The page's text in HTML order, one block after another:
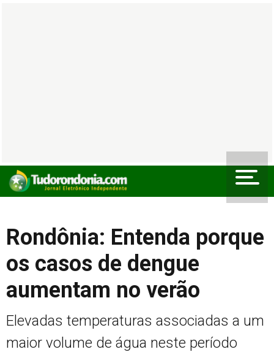
Rondônia: Entenda porque
os casos de dengue
aumentam no verão
Elevadas temperaturas associadas a um
maior volume de água neste período